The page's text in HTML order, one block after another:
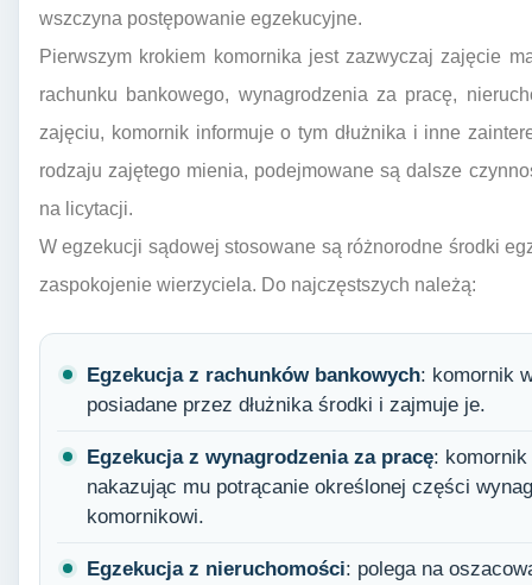
wszczyna postępowanie egzekucyjne.
Pierwszym krokiem komornika jest zazwyczaj zajęcie
rachunku bankowego, wynagrodzenia za pracę,
zajęciu, komornik informuje o tym dłużnika i inne
rodzaju zajętego mienia, podejmowane są dalsze
na licytacji.
W egzekucji sądowej stosowane są różnorodne środki
zaspokojenie wierzyciela. Do najczęstszych należą:
Egzekucja z rachunków bankowych: komornik
posiadane przez dłużnika środki i zajmuje je.
Egzekucja z wynagrodzenia za pracę: komornik
nakazując mu potrącanie określonej części
komornikowi.
Egzekucja z nieruchomości: polega na